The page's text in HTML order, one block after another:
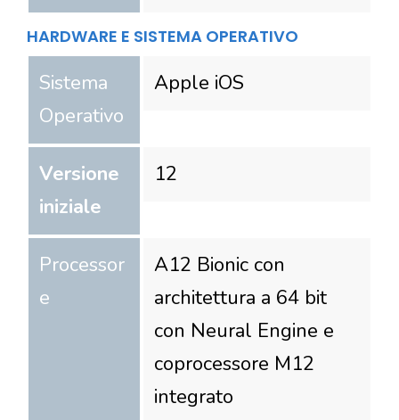
HARDWARE E SISTEMA OPERATIVO
Sistema
Operativo
Apple iOS
Versione
iniziale
12
Processor
e
A12 Bionic con
architettura a 64 bit
con Neural Engine e
coprocessore M12
integrato